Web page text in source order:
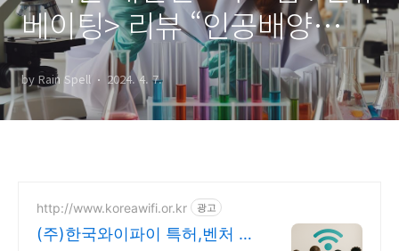
베이팅> 리뷰 “인공배양
artificial culture”
by Rain Spell 2024. 4. 7.
http://www.koreawifi.or.kr 광고
(주)한국와이파이 특허,벤처 전